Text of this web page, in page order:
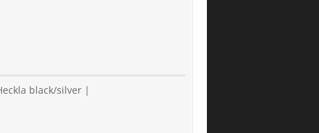
black/silver |